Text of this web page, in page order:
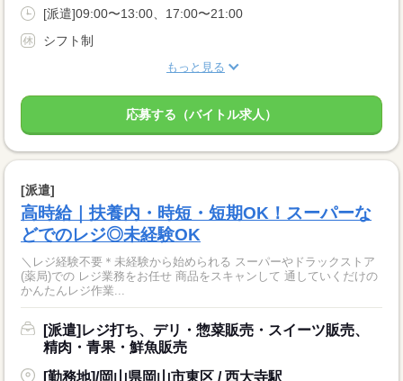
[派遣]09:00〜13:00、17:00〜21:00
シフト制
もっと見る
応募する（バイトル求人）
[派遣]
高時給｜扶養内・時短・短期OK！スーパーな
どでのレジ◎未経験OK
＼レジ経験不要＊未経験から始められる スーパーやドラックストア
(薬局)での レジ業務をお任せ 商品をスキャンして 通していくだけの
かんたんレジ作業...
[派遣]レジ打ち、デリ・惣菜販売・スイーツ販売、
精肉・青果・鮮魚販売
[勤務地]/岡山県岡山市東区 / 西大寺駅